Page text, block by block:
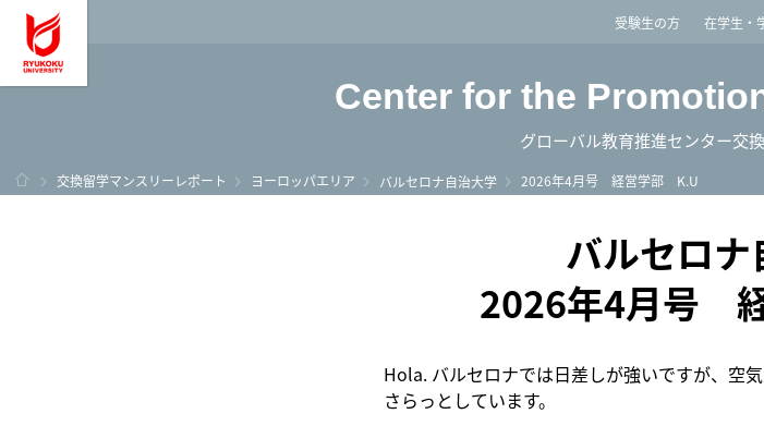
龍谷大学 You, Unlimited受験生の方 在学生・
Center for the
グローバル教育推進センター交
ホーム
交換留学マンスリーレポート ヨーロッパエリア バルセロナ自治大学 2026年4月号 経営学部 K.U
バルセロ
2026年4月号
Hola. バルセロナでは日差しが強いですが、空
さらっとしています。